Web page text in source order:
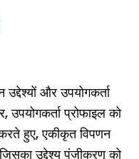
और उपयोगकर्ता
उपयोगकर्ता प्रोफाइल को
हुए, एकीकृत विपणन
उद्देश्य पंजीकरण को